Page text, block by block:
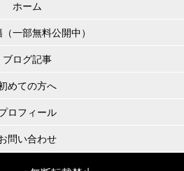
ホーム
一部無料公開中）
ブログ記事
めての方へ
ロフィール
問い合わせ